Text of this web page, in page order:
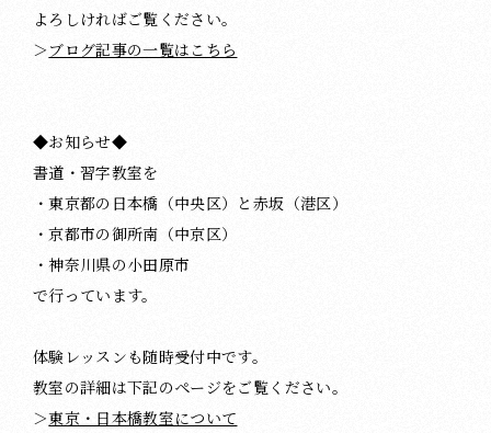
よろしければご覧ください。
＞ ブログ記事の一覧はこちら
◆お知らせ◆
書道・習字教室を
・東京都の日本橋（中央区）と赤坂（港区）
・京都市の御所南（中京区）
・神奈川県の小田原市
で行っています。
体験レッスンも随時受付中です。
教室の詳細は下記のページをご覧ください。
＞東京・日本橋教室について